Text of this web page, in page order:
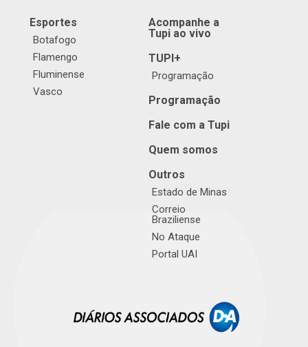
Esportes
Botafogo
Flamengo
Fluminense
Vasco
Acompanhe a
Tupi ao vivo
TUPI+
Programação
Programação
Fale com a Tupi
Quem somos
Outros
Estado de Minas
Correio
Braziliense
No Ataque
Portal UAI